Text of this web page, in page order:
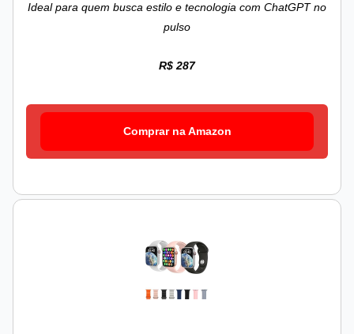
Ideal para quem busca estilo e tecnologia com ChatGPT no
pulso
R$ 287
Comprar na Amazon